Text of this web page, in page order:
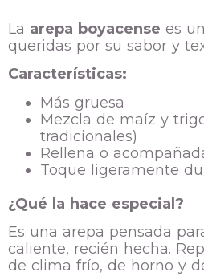
La arepa boyacense es
queridas por su sabor y
Características:
Más gruesa
Mezcla de maíz y
tradicionales)
Rellena o
Toque ligeramente
¿Qué la hace especial?
Es una arepa pensada
caliente, recién hecha.
de clima frío, de horno y